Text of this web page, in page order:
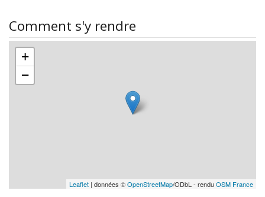
Comment s'y rendre
+
−
Leaflet | données ©OpenStreetMap/ODbL - renduOSM France